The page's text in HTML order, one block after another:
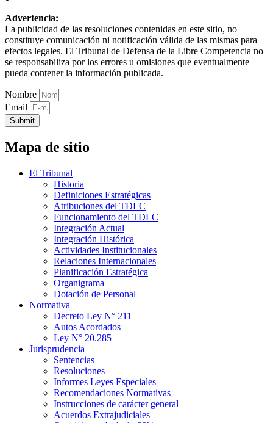
Advertencia:
La publicidad de las resoluciones contenidas en este sitio, no
constituye comunicación ni notificación válida de las mismas para
efectos legales. El Tribunal de Defensa de la Libre Competencia no
se responsabiliza por los errores u omisiones que eventualmente
pueda contener la información publicada.
Nombre
Email
Submit
Mapa de sitio
El Tribunal
Historia
Definiciones Estratégicas
Atribuciones del TDLC
Funcionamiento del TDLC
Integración Actual
Integración Histórica
Actividades Institucionales
Relaciones Internacionales
Planificación Estratégica
Organigrama
Dotación de Personal
Normativa
Decreto Ley N° 211
Autos Acordados
Ley N° 20.285
Jurisprudencia
Sentencias
Resoluciones
Informes Leyes Especiales
Recomendaciones Normativas
Instrucciones de carácter general
Acuerdos Extrajudiciales